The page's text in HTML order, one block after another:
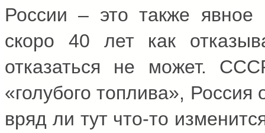
России – это также явное
скоро 40 лет как
отказаться не может.
«голубого топлива»,
вряд ли тут что-то